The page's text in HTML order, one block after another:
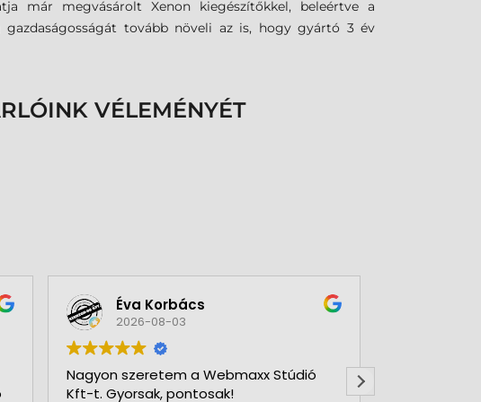
már megvásárolt Xenon kiegészítőkkel, beleértve a
tovább növeli az is, hogy gyártó 3 év
VÉLEMÉNYÉT
Éva Korbács
2026-08-03
Nagyon szeretem a Webmaxx Stúdió
Kft-t. Gyorsak, pontosak!